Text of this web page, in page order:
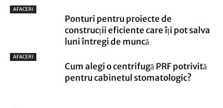
AFACERI
Ponturi pentru proiecte de
construcții eficiente care îți pot salva
luni întregi de muncă
AFACERI
Cum alegi o centrifugă PRF potrivită
pentru cabinetul stomatologic?